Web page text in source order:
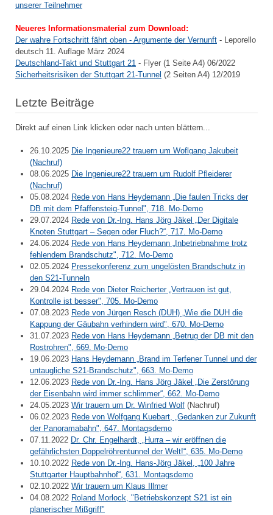
unserer Teilnehmer
Neueres Informationsmaterial zum Download:
Der wahre Fortschritt fährt oben - Argumente der Vernunft - Leporello
deutsch 11. Auflage März 2024
Deutschland-Takt und Stuttgart 21 - Flyer (1 Seite A4) 06/2022
Sicherheitsrisiken der Stuttgart 21-Tunnel (2 Seiten A4) 12/2019
Letzte Beiträge
Direkt auf einen Link klicken oder nach unten blättern...
26.10.2025 Die Ingenieure22 trauern um Woflgang Jakubeit
(Nachruf)
08.06.2025 Die Ingenieure22 trauern um Rudolf Pfleiderer
(Nachruf)
05.08.2024 Rede von Hans Heydemann „Die faulen Tricks der
DB mit dem Pfaffensteig-Tunnel", 718. Mo-Demo
29.07.2024 Rede von Dr.-Ing. Hans Jörg Jäkel „Der Digitale
Knoten Stuttgart – Segen oder Fluch?“, 717. Mo-Demo
24.06.2024 Rede von Hans Heydemann „Inbetriebnahme trotz
fehlendem Brandschutz", 712. Mo-Demo
02.05.2024 Pressekonferenz zum ungelösten Brandschutz in
den S21-Tunneln
29.04.2024 Rede von Dieter Reicherter „Vertrauen ist gut,
Kontrolle ist besser", 705. Mo-Demo
07.08.2023 Rede von Jürgen Resch (DUH) „Wie die DUH die
Kappung der Gäubahn verhindern wird", 670. Mo-Demo
31.07.2023 Rede von Hans Heydemann „Betrug der DB mit den
Rostrohren", 669. Mo-Demo
19.06.2023 Hans Heydemann „Brand im Terfener Tunnel und der
untaugliche S21-Brandschutz", 663. Mo-Demo
12.06.2023 Rede von Dr.-Ing. Hans Jörg Jäkel „Die Zerstörung
der Eisenbahn wird immer schlimmer“, 662. Mo-Demo
24.05.2023 Wir trauern um Dr. Winfried Wolf (Nachruf)
06.02.2023 Rede von Wolfgang Kuebart, „Gedanken zur Zukunft
der Panoramabahn", 647. Montagsdemo
07.11.2022 Dr. Chr. Engelhardt, „Hurra – wir eröffnen die
gefährlichsten Doppelröhrentunnel der Welt!“, 635. Mo-Demo
10.10.2022 Rede von Dr.-Ing. Hans-Jörg Jäkel, „100 Jahre
Stuttgarter Hauptbahnhof“, 631. Montagsdemo
02.10.2022 Wir trauern um Klaus Illmer
04.08.2022 Roland Morlock, "Betriebskonzept S21 ist ein
planerischer Mißgriff"